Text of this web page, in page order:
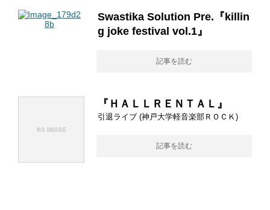
Swastika Solution Pre.『killin
g joke festival vol.1』
記事を読む
『ＨＡＬＬＲＥＮＴＡＬ』
引退ライブ (神戸大学軽音楽部ＲＯＣＫ)
記事を読む